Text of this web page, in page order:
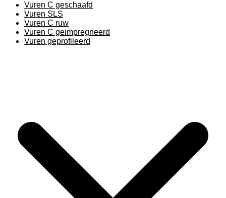
Vuren C geschaafd
Vuren SLS
Vuren C ruw
Vuren C geimpregneerd
Vuren geprofileerd